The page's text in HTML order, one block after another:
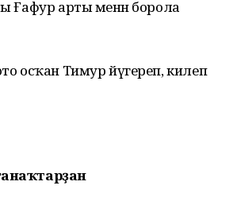
Ғафур арты менән борола
осҡан Тимур йүгереп, килеп